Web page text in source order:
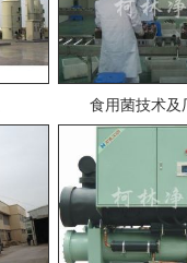
食用菌技术及